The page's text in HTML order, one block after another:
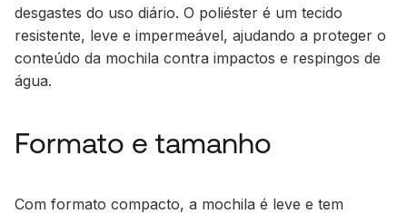
desgastes do uso diário. O poliéster é um tecido
resistente, leve e impermeável, ajudando a proteger o
conteúdo da mochila contra impactos e respingos de
água.
Formato e tamanho
Com formato compacto, a mochila é leve e tem